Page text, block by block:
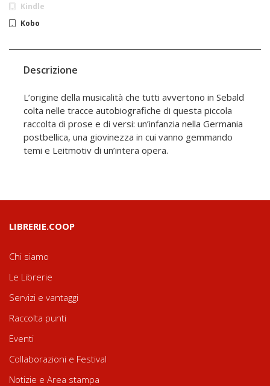
Kindle
Kobo
Descrizione
L’origine della musicalità che tutti av­ver­tono in Sebald
colta nelle tracce auto­biografiche di questa piccola
raccolta di prose e di versi: un’infanzia nella Ger­mania
postbellica, una giovi­nezza in cui vanno gemmando
temi e Leitmotiv di un’in­tera opera.
LIBRERIE.COOP
Chi siamo
Le Librerie
Servizi e vantaggi
Raccolta punti
Eventi
Collaborazioni e Festival
Notizie e Area stampa